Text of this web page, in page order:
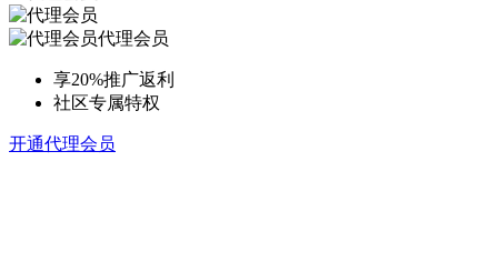
代理会员
享20%推广返利
社区专属特权
开通代理会员